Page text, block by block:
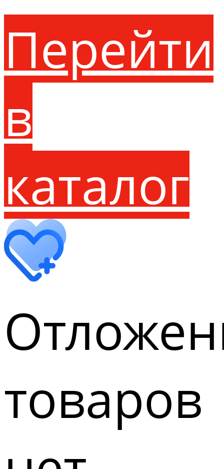
Перейти
в
каталог
товаров